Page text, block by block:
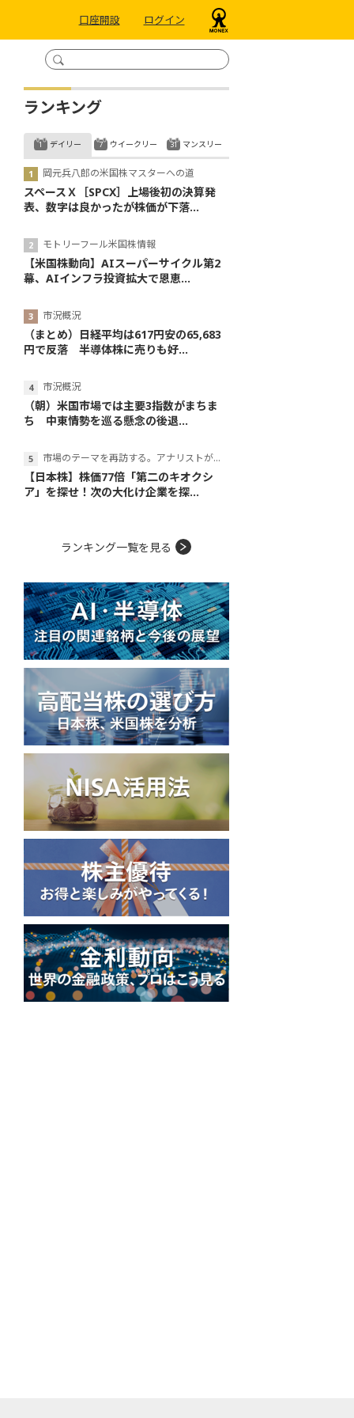
口座開設 ログイン
ランキング
デイリー
岡元兵八郎の米国株マスターへの道
スペースＸ［SPCX］上場後初の決算発
表、数字は良かったが株価が下落...
モトリーフール米国株情報
【米国株動向】AIスーパーサイクル第2
幕、AIインフラ投資拡大で恩恵...
市況概況
（まとめ）日経平均は617円安の65,683
円で反落 半導体株に売りも好...
市況概況
（朝）米国市場では主要3指数がまちま
ち 中東情勢を巡る懸念の後退...
市場のテーマを再訪する。アナリストが読み解くテーマの本質
【日本株】株価77倍「第二のキオクシ
ア」を探せ！次の大化け企業を探...
ウイークリー マンスリー
ランキング一覧を見る